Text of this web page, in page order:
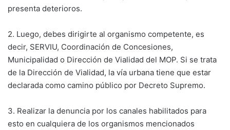
presenta deterioros.
2. Luego, debes dirigirte al organismo competente, es
decir, SERVIU, Coordinación de Concesiones,
Municipalidad o Dirección de Vialidad del MOP. Si se trata
de la Dirección de Vialidad, la vía urbana tiene que estar
declarada como camino público por Decreto Supremo.
3. Realizar la denuncia por los canales habilitados para
esto en cualquiera de los organismos mencionados